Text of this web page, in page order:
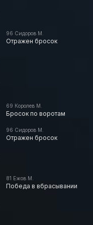
96 Сидоров М.
Отражен бросок
69 Королев М.
Бросок по воротам
96 Сидоров М.
Отражен бросок
81 Ежов М.
Победа в вбрасывании